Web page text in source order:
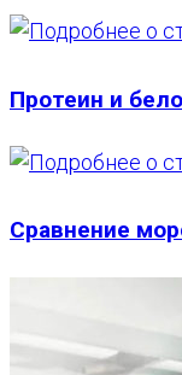
Протеин и
Сравнение